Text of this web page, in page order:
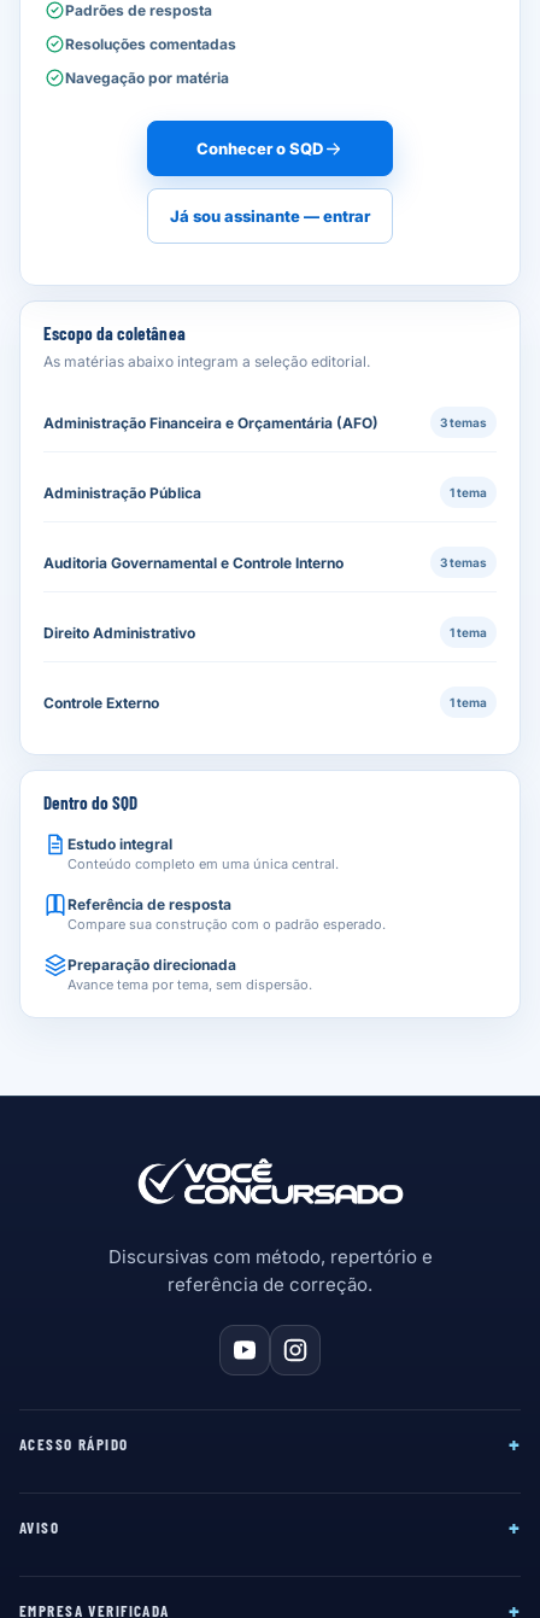
Escopo da coletânea
As matérias abaixo integram a seleção editorial.
Administração Financeira e Orçamentária (AFO) 3 temas
Administração Pública 1 tema
Auditoria Governamental e Controle Interno 3 temas
Direito Administrativo 1 tema
Controle Externo 1 tema
Padrões de resposta
Resoluções comentadas
Navegação por matéria
Conhecer o SQD
Já sou assinante — entrar
Dentro do SQD
Estudo integral
Conteúdo completo em uma única central.
Referência de resposta
Compare sua construção com o padrão esperado.
Preparação direcionada
Avance tema por tema, sem dispersão.
Discursivas com método, repertório e
referência de correção.
ACESSO RÁPIDO +
AVISO +
EMPRESA VERIFICADA +